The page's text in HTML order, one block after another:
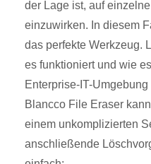
der Lage ist, auf
einzuwirken. In diesem
das perfekte Werkzeug.
es funktioniert und wie
Enterprise-IT-
Blancco File Eraser
einem unkomplizierten
anschließende